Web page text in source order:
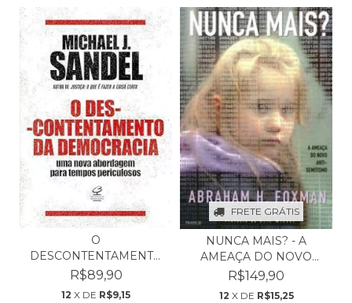
O
DESCONTENTAMENTO
DA DEMOCRACIA: UMA
NO...
R$89,90
12 X DE R$9,15
FRETE GRÁTIS
NUNCA MAIS? - A
AMEAÇA DO NOVO
ANTI-SEMI...
R$149,90
12 X DE R$15,25